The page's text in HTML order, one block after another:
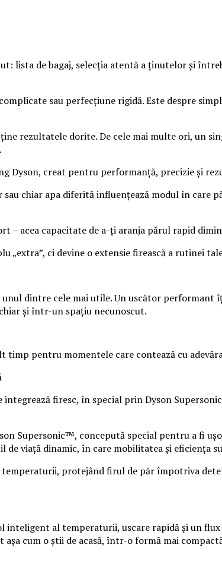
lista de bagaj, selecția atentă a ținutelor și
sau perfecțiune rigidă. Este despre
rezultatele dorite. De cele mai multe ori, un
Dyson, creat pentru performanță, precizie și
chiar apa diferită influențează modul în care
acea capacitate de a-ți aranja părul rapid
ci devine o extensie firească a rutinei
unul dintre cele mai utile. Un uscător
și într-un spațiu necunoscut.
timp pentru momentele care contează cu
integrează firesc, în special prin Dyson
Supersonic™, concepută special pentru a fi
viață dinamic, în care mobilitatea și eficiența
protejând firul de păr împotriva
al temperaturii, uscare rapidă și un
cum o știi de acasă, într-o formă mai